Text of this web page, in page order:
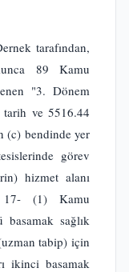
tarafından,
89 Kamu
"3. Dönem
ve 5516.44
(c) bendinde yer
görev
hizmet alanı
17- (1) Kamu
sağlık
tabip) için
ikinci basamak